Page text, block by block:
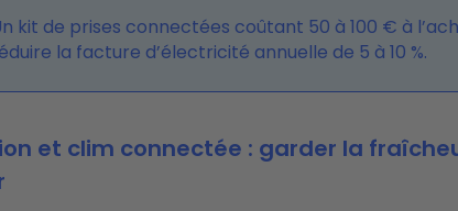
kit de prises connectées coûtant 50 à 100 € à
la facture d’électricité annuelle de 5 à 10 %.
et clim connectée : garder la